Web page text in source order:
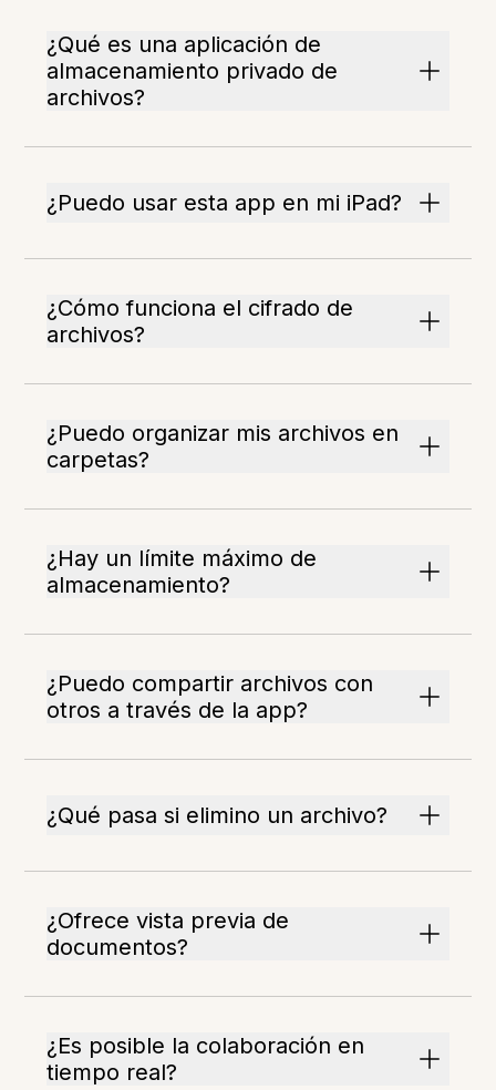
¿Qué es una aplicación de
almacenamiento privado de
archivos?
¿Puedo usar esta app en mi iPad?
¿Cómo funciona el cifrado de
archivos?
¿Puedo organizar mis archivos en
carpetas?
¿Hay un límite máximo de
almacenamiento?
¿Puedo compartir archivos con
otros a través de la app?
¿Qué pasa si elimino un archivo?
¿Ofrece vista previa de
documentos?
¿Es posible la colaboración en
tiempo real?